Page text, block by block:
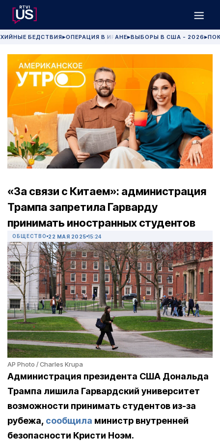
БЕДСТВИЯ▶ОПЕРАЦИЯ В ИРАНЕ▶ВЫБОРЫ В США - 2026 ▶
«За связи с Китаем»: администрация
Трампа запретила Гарварду
принимать иностранных студентов
ОБЩЕСТВО 22 МАЯ 2025 15:24
AP Photo / Charles Krupa
Администрация президента США Дональда
Трампа лишила Гарвардский университет
возможности принимать студентов из-за
рубежа, сообщила министр внутренней
безопасности Кристи Ноэм.